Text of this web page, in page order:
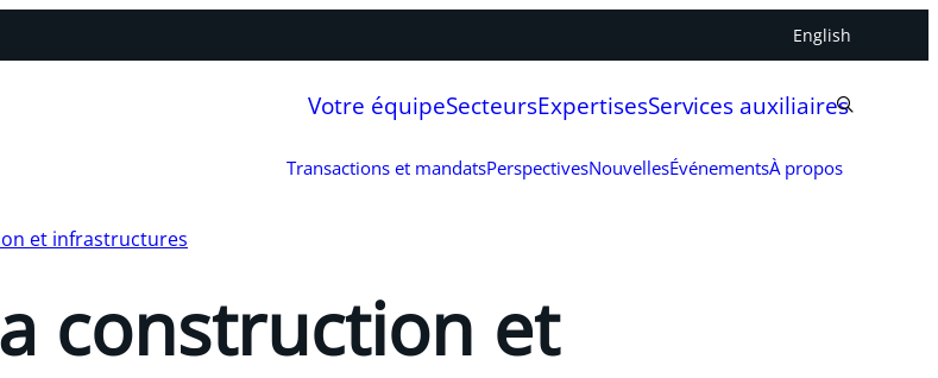
English
Votre équipeSecteursExpertisesServices auxiliaires
Transactions et mandatsPerspectivesNouvellesÉvénementsÀ propos
et infrastructures
construction et